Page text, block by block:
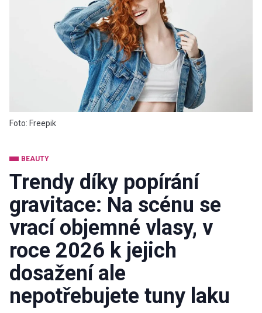
Foto: Freepik
BEAUTY
Trendy díky popírání
gravitace: Na scénu se
vrací objemné vlasy, v
roce 2026 k jejich
dosažení ale
nepotřebujete tuny laku